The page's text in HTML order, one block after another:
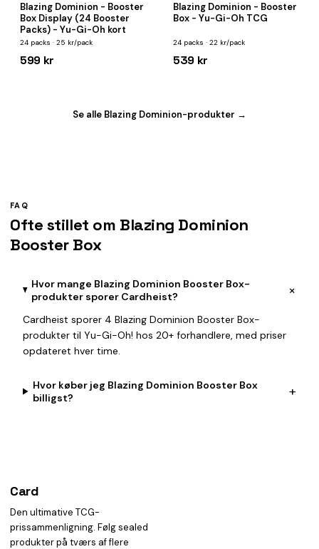
Blazing Dominion - Booster
Box Display (24 Booster
Packs) - Yu-Gi-Oh kort
24 packs · 25 kr/pack
599 kr
Blazing Dominion - Booster
Box - Yu-Gi-Oh TCG
24 packs · 22 kr/pack
539 kr
Se alle Blazing Dominion-produkter →
FAQ
Ofte stillet om Blazing Dominion
Booster Box
Hvor mange Blazing Dominion Booster Box-
produkter sporer Cardheist?
+
Cardheist sporer 4 Blazing Dominion Booster Box-
produkter til Yu-Gi-Oh! hos 20+ forhandlere, med priser
opdateret hver time.
Hvor køber jeg Blazing Dominion Booster Box
billigst?
+
Card
Den ultimative TCG-
prissammenligning. Følg sealed
produkter på tværs af flere